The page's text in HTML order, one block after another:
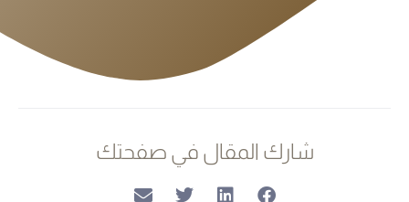
شارك المقال في صفحتك